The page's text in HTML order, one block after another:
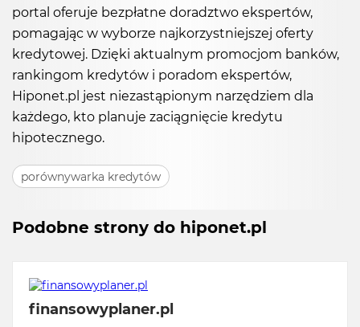
portal oferuje bezpłatne doradztwo ekspertów,
pomagając w wyborze najkorzystniejszej oferty
kredytowej. Dzięki aktualnym promocjom banków,
rankingom kredytów i poradom ekspertów,
Hiponet.pl jest niezastąpionym narzędziem dla
każdego, kto planuje zaciągnięcie kredytu
hipotecznego.
porównywarka kredytów
Podobne strony do hiponet.pl
finansowyplaner.pl